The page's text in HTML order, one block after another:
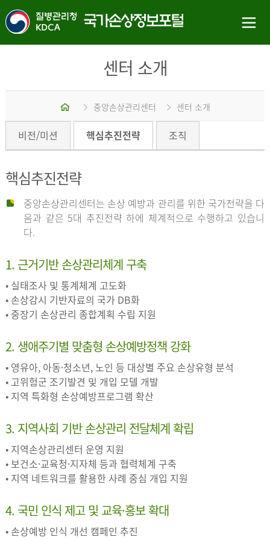
센터 소개
중앙손상관리센터 센터 소개
비전/미션 핵심추진전략 조직
핵심추진전략
중앙손상관리센터는 손상 예방과 관리를 위한 국가전략을 다
음과 같은 5대 추진전략 하에 체계적으로 수행하고 있습니
다.
1. 근거기반 손상관리체계 구축
• 실태조사 및 통계체계 고도화
• 손상감시 기반자료의 국가 DB화
• 중장기 손상관리 종합계획 수립 지원
2. 생애주기별 맞춤형 손상예방정책 강화
• 영유아, 아동·청소년, 노인 등 대상별 주요 손상유형 분석
• 고위험군 조기발견 및 개입 모델 개발
• 지역 특화형 손상예방프로그램 확산
3. 지역사회 기반 손상관리 전달체계 확립
• 지역손상관리센터 운영 지원
• 보건소·교육청·지자체 등과 협력체계 구축
• 지역 네트워크를 활용한 사례 중심 개입 지원
4. 국민 인식 제고 및 교육·홍보 확대
• 손상예방 인식 개선 캠페인 추진